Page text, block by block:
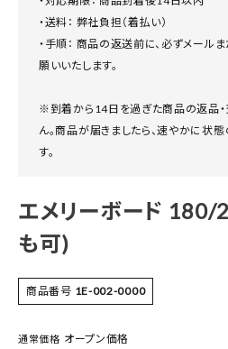
・送料： 弊社負担（着払い）
・手順： 商品の返送前に、必ずメール
願いいたします。
※到着から14日を過ぎた商品の返品
ん。商品が届きましたら、速やかに状
す。
エメリーボード 180/
も可)
商品番号 1E-002-0000
通常価格 オープン価格